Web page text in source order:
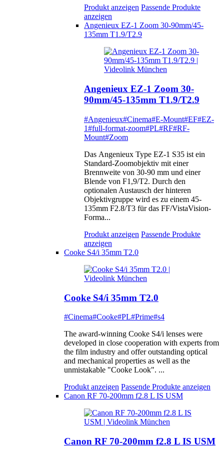
Produkt anzeigen Passende Produkte
anzeigen
Angenieux EZ-1 Zoom 30-90mm/45-
135mm T1.9/T2.9
Angenieux EZ-1 Zoom 30-
90mm/45-135mm T1.9/T2.9
#Angenieux#Cinema#E-Mount#EF#EZ-
1#full-format-zoom#PL#RF#RF-
Mount#Zoom
Das Angenieux Type EZ-1 S35 ist ein
Standard-Zoomobjektiv mit einer
Brennweite von 30-90 mm und einer
Blende von F1,9/T2. Durch den
optionalen Austausch der hinteren
Objektivgruppe wird es zu einem 45-
135mm F2.8/T3 für das FF/VistaVision-
Forma...
Produkt anzeigen Passende Produkte
anzeigen
Cooke S4/i 35mm T2.0
Cooke S4/i 35mm T2.0
#Cinema#Cooke#PL#Prime#s4
The award-winning Cooke S4/i lenses were
developed in close cooperation with experts from
the film industry and offer outstanding optical
and mechanical properties as well as the
unmistakable "Cooke Look". ...
Produkt anzeigen Passende Produkte anzeigen
Canon RF 70-200mm f2.8 L IS USM
Canon RF 70-200mm f2.8 L IS USM